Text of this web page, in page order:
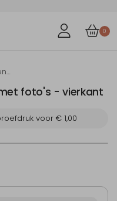
0
foto's - vierkant
voor € 1,00